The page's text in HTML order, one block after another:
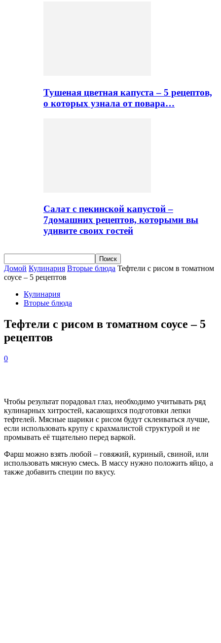
Тушеная цветная капуста – 5 рецептов,
о которых узнала от повара…
Салат с пекинской капустой –
7домашних рецептов, которыми вы
удивите своих гостей
Домой Кулинария Вторые блюда Тефтели с рисом в томатном
соусе – 5 рецептов
Кулинария
Вторые блюда
Тефтели с рисом в томатном соусе – 5
рецептов
0
Чтобы результат порадовал глаз, необходимо учитывать ряд
кулинарных хитростей, касающихся подготовки лепки
тефтелей. Мясные шарики с рисом будут склеиваться лучше,
если использовать крупу с крахмалистой структурой и не
промывать её тщательно перед варкой.
Фарш можно взять любой – говяжий, куриный, свиной, или
использовать мясную смесь. В массу нужно положить яйцо, а
также добавить специи по вкусу.